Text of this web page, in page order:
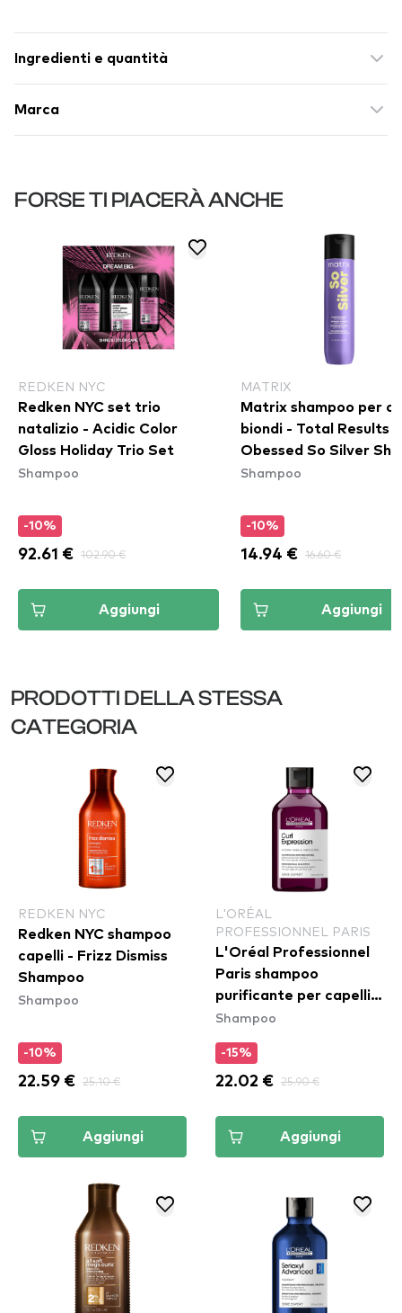
Ingredienti e quantità
Marca
FORSE TI PIACERÀ ANCHE
REDKEN NYC
Redken NYC set trio
natalizio - Acidic Color
Gloss Holiday Trio Set
Shampoo
-10%
92.61 € 102.90 €
Aggiungi
MATRIX
Matrix shampoo per
biondi - Total Results
Obessed So Silver
Shampoo
-10%
14.94 € 16.60 €
Aggiungi
PRODOTTI DELLA STESSA
CATEGORIA
REDKEN NYC
Redken NYC shampoo
capelli - Frizz Dismiss
Shampoo
Shampoo
-10%
22.59 € 25.10 €
Aggiungi
L'ORÉAL
PROFESSIONNEL PARIS
L'Oréal Professionnel
Paris shampoo
purificante per capelli
ricci - Curl Expression
Jelly Shampoo
Shampoo
-15%
22.02 € 25.90 €
Aggiungi